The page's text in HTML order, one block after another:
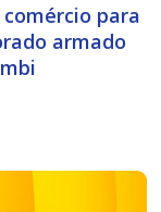
para
armado